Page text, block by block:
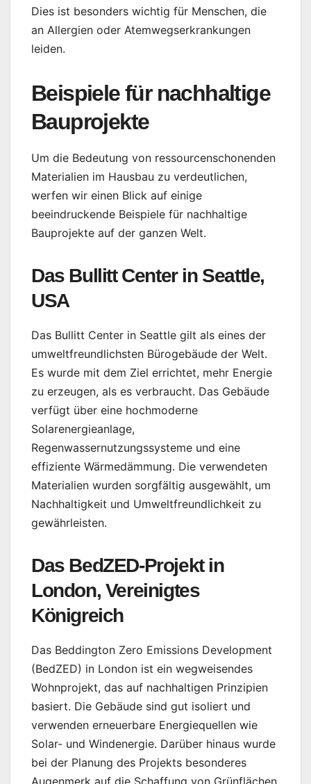
Dies ist besonders wichtig für Menschen, die
an Allergien oder Atemwegserkrankungen
leiden.
Beispiele für nachhaltige
Bauprojekte
Um die Bedeutung von ressourcenschonenden
Materialien im Hausbau zu verdeutlichen,
werfen wir einen Blick auf einige
beeindruckende Beispiele für nachhaltige
Bauprojekte auf der ganzen Welt.
Das Bullitt Center in Seattle,
USA
Das Bullitt Center in Seattle gilt als eines der
umweltfreundlichsten Bürogebäude der Welt.
Es wurde mit dem Ziel errichtet, mehr Energie
zu erzeugen, als es verbraucht. Das Gebäude
verfügt über eine hochmoderne
Solarenergieanlage,
Regenwassernutzungssysteme und eine
effiziente Wärmedämmung. Die verwendeten
Materialien wurden sorgfältig ausgewählt, um
Nachhaltigkeit und Umweltfreundlichkeit zu
gewährleisten.
Das BedZED-Projekt in
London, Vereinigtes
Königreich
Das Beddington Zero Emissions Development
(BedZED) in London ist ein wegweisendes
Wohnprojekt, das auf nachhaltigen Prinzipien
basiert. Die Gebäude sind gut isoliert und
verwenden erneuerbare Energiequellen wie
Solar- und Windenergie. Darüber hinaus wurde
bei der Planung des Projekts besonderes
Augenmerk auf die Schaffung von Grünflächen